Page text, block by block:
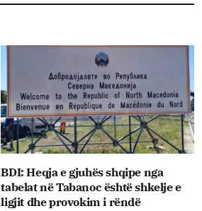
BDI: Heqja e gjuhës shqipe nga
tabelat në Tabanoc është shkelje e
ligjit dhe provokim i rëndë